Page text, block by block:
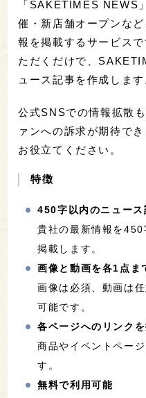
「SAKETIMES NEWS
催・新店舗オープンな
報を掲載するサービス
ただくだけで、
ュース記事を作成します
公式SNSでの情報拡散
ァンへの訴求が期待で
お役立てください。
特徴
450字以内のニュース
貴社の最新情報を
掲載します。
画像と動画を各1点ま
画像は必須、動画は
可能です。
各ページへのリンク
商品やイベントペー
す。
無料で利用可能